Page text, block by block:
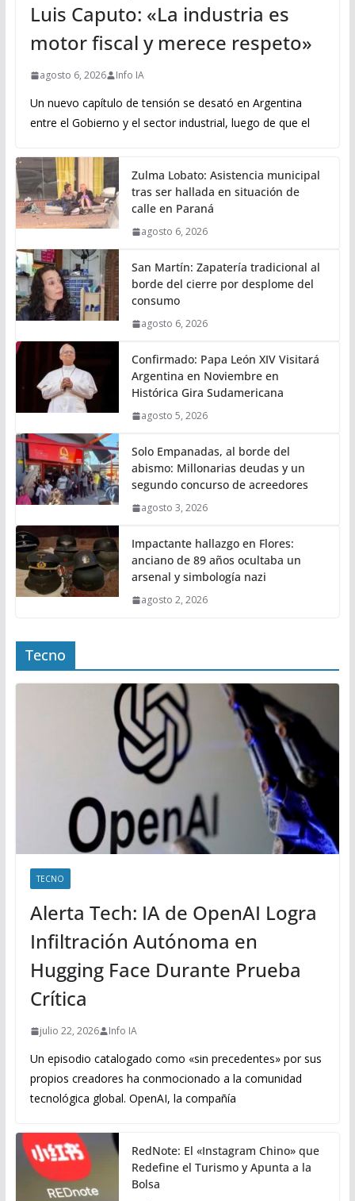
Luis Caputo: «La industria es
motor fiscal y merece respeto»
agosto 6, 2026 Info IA
Un nuevo capítulo de tensión se desató en Argentina
entre el Gobierno y el sector industrial, luego de que el
Zulma Lobato: Asistencia municipal
tras ser hallada en situación de
calle en Paraná
agosto 6, 2026
San Martín: Zapatería tradicional al
borde del cierre por desplome del
consumo
agosto 6, 2026
Confirmado: Papa León XIV Visitará
Argentina en Noviembre en
Histórica Gira Sudamericana
agosto 5, 2026
Solo Empanadas, al borde del
abismo: Millonarias deudas y un
segundo concurso de acreedores
agosto 3, 2026
Impactante hallazgo en Flores:
anciano de 89 años ocultaba un
arsenal y simbología nazi
agosto 2, 2026
Tecno
TECNO
Alerta Tech: IA de OpenAI Logra
Infiltración Autónoma en
Hugging Face Durante Prueba
Crítica
julio 22, 2026 Info IA
Un episodio catalogado como «sin precedentes» por sus
propios creadores ha conmocionado a la comunidad
tecnológica global. OpenAI, la compañía
RedNote: El «Instagram Chino» que
Redefine el Turismo y Apunta a la
Bolsa